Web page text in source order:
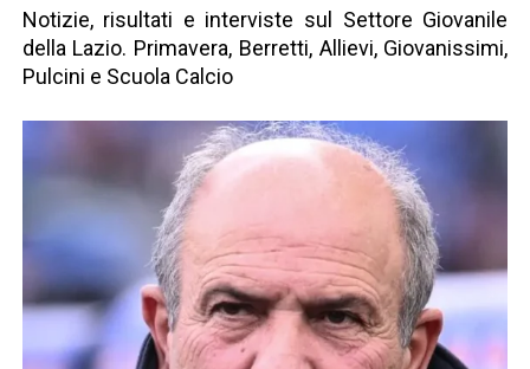
Notizie, risultati e interviste sul Settore Giovanile
della Lazio. Primavera, Berretti, Allievi, Giovanissimi,
Pulcini e Scuola Calcio